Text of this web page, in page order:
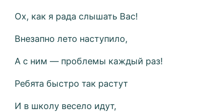
Ох, как я рада слышать Вас!
Внезапно лето наступило,
А с ним — проблемы каждый раз!
Ребята быстро так растут
И в школу весело идут,